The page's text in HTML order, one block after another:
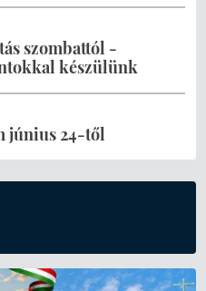
szombattól -
készülünk
június 24-től